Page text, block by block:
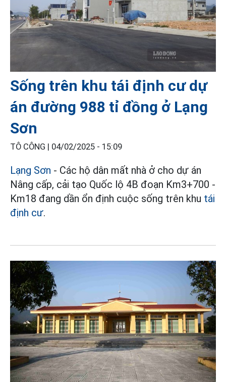
Sống trên khu tái định cư dự
án đường 988 tỉ đồng ở Lạng
Sơn
TÔ CÔNG | 04/02/2025 - 15:09
Lạng Sơn - Các hộ dân mất nhà ở cho dự án
Nâng cấp, cải tạo Quốc lộ 4B đoạn Km3+700 -
Km18 đang dần ổn định cuộc sống trên khu tái
định cư.